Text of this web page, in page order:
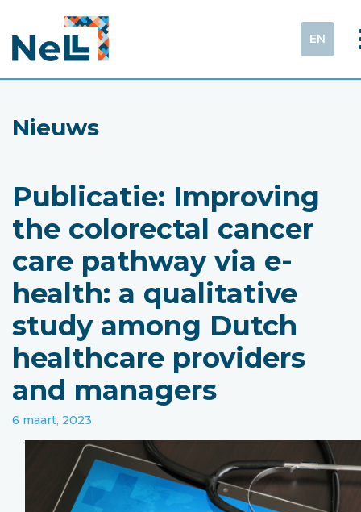
EN
Nieuws
Publicatie: Improving
the colorectal cancer
care pathway via e-
health: a qualitative
study among Dutch
healthcare providers
and managers
6 maart, 2023